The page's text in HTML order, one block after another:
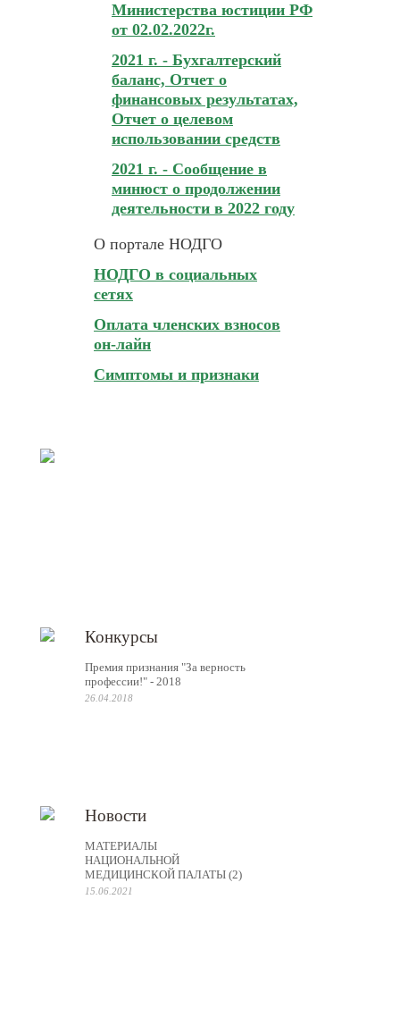
Министерства юстиции РФ
от 02.02.2022г.
2021 г. - Бухгалтерский
баланс, Отчет о
финансовых результатах,
Отчет о целевом
использовании средств
2021 г. - Сообщение в
минюст о продолжении
деятельности в 2022 году
О портале НОДГО
НОДГО в социальных
сетях
Оплата членских взносов
он-лайн
Симптомы и признаки
Конкурсы
Премия признания "За верность
профессии!" - 2018
26.04.2018
Новости
МАТЕРИАЛЫ
НАЦИОНАЛЬНОЙ
МЕДИЦИНСКОЙ ПАЛАТЫ (2)
15.06.2021